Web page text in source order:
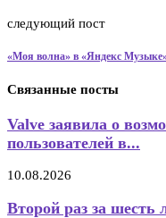
следующий пост
«Моя волна» в «Яндекс Музыке»
Связанные посты
Valve заявила о
пользователей в...
10.08.2026
Второй раз за шесть